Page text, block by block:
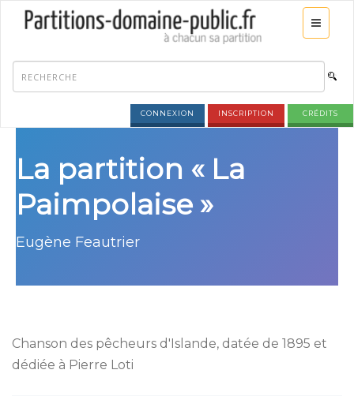
CONNEXION INSCRIPTION CRÉDITS
La partition « La
Paimpolaise »
Eugène Feautrier
Chanson des pêcheurs d'Islande, datée de 1895 et
dédiée à Pierre Loti